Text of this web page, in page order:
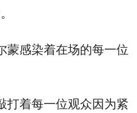
感染着在场的每一位
着每一位观众因为紧